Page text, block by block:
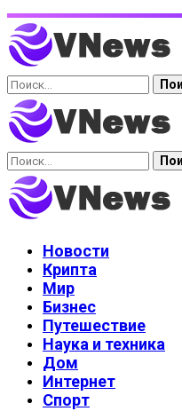
Найти:
Найти:
Новости
Крипта
Мир
Бизнес
Путешествие
Наука и техника
Дом
Интернет
Спорт